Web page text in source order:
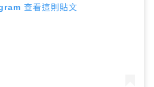
查看這則貼文